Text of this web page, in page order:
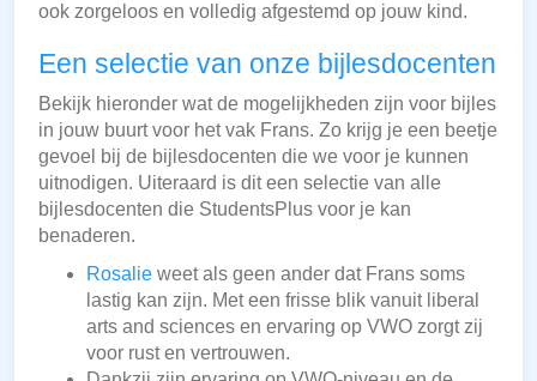
ook zorgeloos en volledig afgestemd op jouw kind.
Een selectie van onze bijlesdocenten
Bekijk hieronder wat de mogelijkheden zijn voor bijles
in jouw buurt voor het vak Frans. Zo krijg je een beetje
gevoel bij de bijlesdocenten die we voor je kunnen
uitnodigen. Uiteraard is dit een selectie van alle
bijlesdocenten die StudentsPlus voor je kan
benaderen.
Rosalie weet als geen ander dat Frans soms
lastig kan zijn. Met een frisse blik vanuit liberal
arts and sciences en ervaring op VWO zorgt zij
voor rust en vertrouwen.